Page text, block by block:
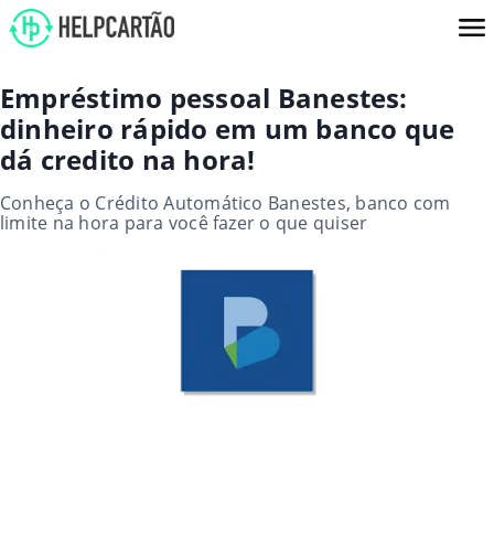
Empréstimo pessoal Banestes:
dinheiro rápido em um banco que
dá credito na hora!
Conheça o Crédito Automático Banestes, banco com
limite na hora​ para você fazer o que quiser